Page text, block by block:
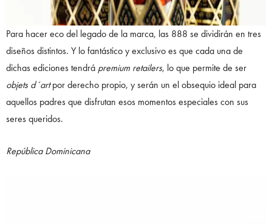
Para hacer eco del legado de la marca, las 888 se dividirán en tres
diseños distintos. Y lo fantástico y exclusivo es que cada una de
dichas ediciones tendrá premium retailers, lo que permite de ser
objets d´artpor derecho propio, y serán un el obsequio ideal para
aquellos padres que disfrutan esos momentos especiales con sus
seres queridos.
República Dominicana